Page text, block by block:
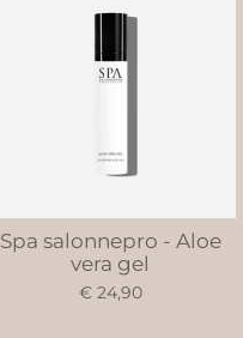
Spa salonnepro - Aloe
vera gel
€ 24,90